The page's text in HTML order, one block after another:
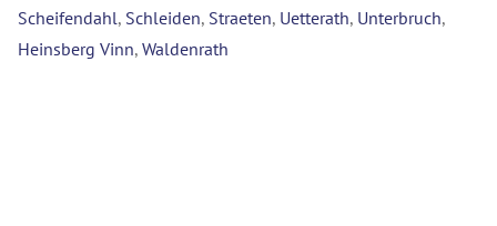
Scheifendahl, Schleiden, Straeten, Uetterath, Unterbruch,
Heinsberg Vinn, Waldenrath